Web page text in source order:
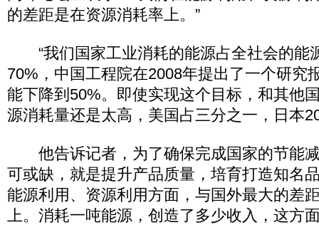
的差距是在资源消耗率上。”
“我们国家工业消耗的能源占全社会的能
70%，中国工程院在2008年提出了一个研究
能下降到50%。即使实现这个目标，和其他
源消耗量还是太高，美国占三分之一，日本
他告诉记者，为了确保完成国家的节能
可或缺，就是提升产品质量，培育打造知名
能源利用、资源利用方面，与国外最大的差
上。消耗一吨能源，创造了多少收入，这方